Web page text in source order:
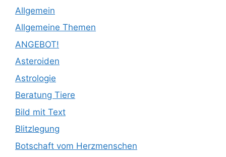
Allgemein
Allgemeine Themen
ANGEBOT!
Asteroiden
Astrologie
Beratung Tiere
Bild mit Text
Blitzlegung
Botschaft vom Herzmenschen